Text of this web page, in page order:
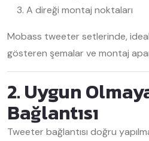
A direği montaj noktaları
Mobass tweeter setlerinde, ideal
gösteren şemalar ve montaj
2. Uygun
Bağlantısı
Tweeter bağlantısı doğru